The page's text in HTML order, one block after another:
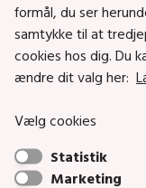
Job i Social- og
Puljer og tilskud
Nyhedsbreve
Social- og
formål, du ser
samtykke til at
cookies hos dig. Du
ændre dit valg her:
Vælg cookies
Statistik
Marketing